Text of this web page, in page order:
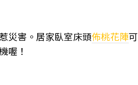
災害。居家臥室床頭佈桃花陣可
喔！